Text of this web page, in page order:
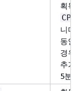
획득
니다.
동안
경우
추가
5분